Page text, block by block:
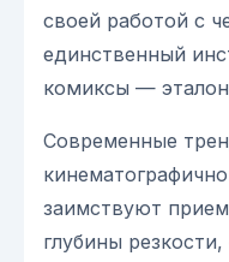
своей работой с
единственный
комиксы — эталон
Современные
заимствуют
глубины